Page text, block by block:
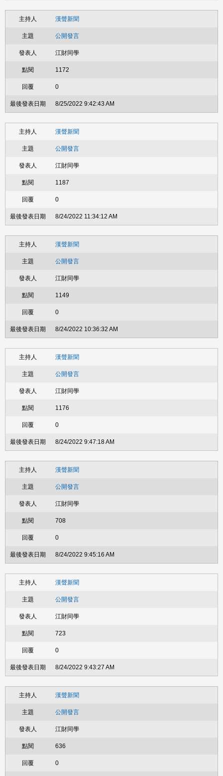
漢聲新聞
公開發言
江財同學
1172
0
8/25/2022 9:42:43 AM
漢聲新聞
公開發言
江財同學
1187
0
8/24/2022 11:34:12 AM
漢聲新聞
公開發言
江財同學
1149
0
8/24/2022 10:36:32 AM
漢聲新聞
公開發言
江財同學
1176
0
8/24/2022 9:47:18 AM
漢聲新聞
公開發言
江財同學
708
0
8/24/2022 9:45:16 AM
漢聲新聞
公開發言
江財同學
723
0
8/24/2022 9:43:27 AM
漢聲新聞
公開發言
江財同學
636
0